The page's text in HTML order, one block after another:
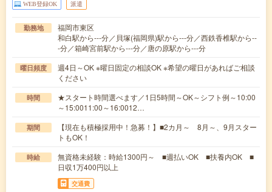
WEB登録OK 派遣
勤務地
福岡市東区
和白駅から---分／貝塚(福岡県)駅から---分／西鉄香椎駅から--
-分／箱崎宮前駅から---分／唐の原駅から---分
曜日頻度
週4日～OK ※曜日固定の相談OK ※希望の曜日があればご相談
ください
時間
★スタート時間選べます／1日5時間～OK～シフト例～10:00
～15:0011:00～16:0012…
期間
【現在も積極採用中！急募！】■2カ月～ 8月～、9月スター
トもOK！
時給
無資格未経験：時給1300円～ ■週払いOK ■扶養内OK ■
日収1万400円以上
交通費